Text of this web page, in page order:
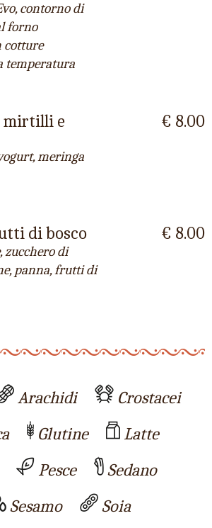
contorno di
forno
cotture
temperatura
mirtilli e
meringa
€ 8.00
di bosco
zucchero di
panna, frutti di
€ 8.00
Arachidi
Crostacei
Glutine
Latte
Pesce
Sedano
Sesamo Soia